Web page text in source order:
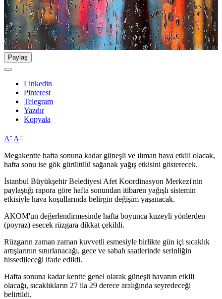
Paylaş
Linkedin
Pinterest
Telegram
Yazdır
Kopyala
A- A+
Megakentte hafta sonuna kadar güneşli ve ılıman hava etkili olacak,
hafta sonu ise gök gürültülü sağanak yağış etkisini gösterecek.
İstanbul Büyükşehir Belediyesi Afet Koordinasyon Merkezi'nin
paylaştığı rapora göre hafta sonundan itibaren yağışlı sistemin
etkisiyle hava koşullarında belirgin değişim yaşanacak.
AKOM'un değerlendirmesinde hafta boyunca kuzeyli yönlerden
(poyraz) esecek rüzgara dikkat çekildi.
Rüzgarın zaman zaman kuvvetli esmesiyle birlikte gün içi sıcaklık
artışlarının sınırlanacağı, gece ve sabah saatlerinde serinliğin
hissedileceği ifade edildi.
Hafta sonuna kadar kentte genel olarak güneşli havanın etkili
olacağı, sıcaklıkların 27 ila 29 derece aralığında seyredeceği
belirtildi.